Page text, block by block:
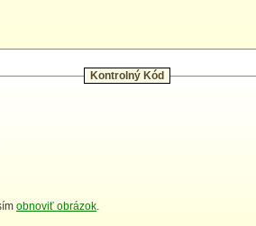
Kontrolný Kód
obnoviť obrázok.